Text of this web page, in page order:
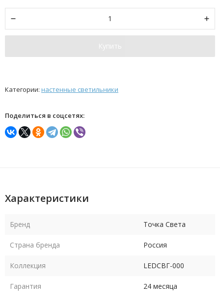
Купить
Категории: настенные светильники
Поделиться в соцсетях:
Характеристики
Бренд Точка Света
Страна бренда Россия
Коллекция LEDСВГ-000
Гарантия 24 месяца